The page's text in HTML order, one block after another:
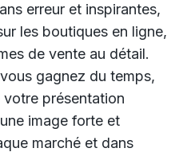
erreur et inspirantes,
les boutiques en ligne,
de vente au détail.
gagnez du temps,
présentation
image forte et
marché et dans